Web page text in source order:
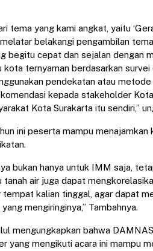
tema yang kami angkat, yaitu
belakangi pengambilan
begitu cepat dan sejalan dengan
ternyaman berdasarkan
pendekatan atau
kepada stakeholder
Kota Surakarta itu sendiri,”
ini peserta mampu menajamkan
bukan hanya untuk IMM saja,
air juga dapat
kalian tinggal, agar dapat
mengiringinya,” Tambahnya.
mengungkapkan bahwa
yang mengikuti acara ini mampu